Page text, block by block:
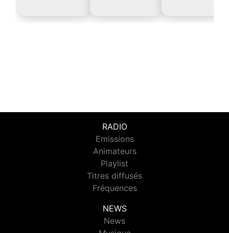
RADIO
Emissions
Animateurs
Playlist
Titres diffusés
Fréquences
NEWS
News